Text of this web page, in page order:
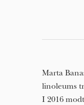
Marta
linoleums
I 2016